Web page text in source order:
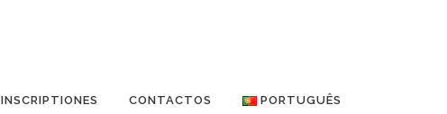
INSCRIPTIONES CONTACTOS PORTUGUÊS